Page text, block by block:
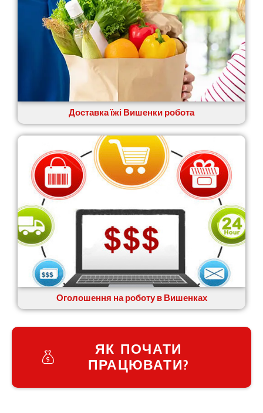
Доставка їжі Вишенки робота
Оголошення на роботу в Вишенках
ЯК ПОЧАТИ
ПРАЦЮВАТИ?